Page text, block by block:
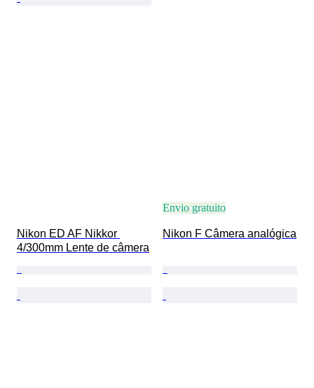
Nikon ED AF Nikkor
4/300mm Lente de câmera
Envio gratuito
Nikon F Câmera analógica